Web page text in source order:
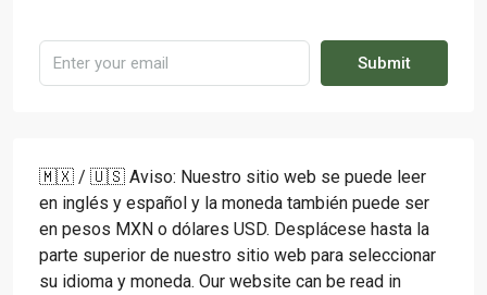
Submit
🇲🇽 / 🇺🇸 Aviso: Nuestro sitio web se puede leer
en inglés y español y la moneda también puede ser
en pesos MXN o dólares USD. Desplácese hasta la
parte superior de nuestro sitio web para seleccionar
su idioma y moneda. Our website can be read in